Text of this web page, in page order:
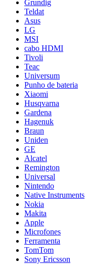
Grundig
Teldat
Asus
LG
MSI
cabo HDMI
Tivoli
Teac
Universum
Punho de bateria
Xiaomi
Husqvarna
Gardena
Hagenuk
Braun
Uniden
GE
Alcatel
Remington
Universal
Nintendo
Native Instruments
Nokia
Makita
Apple
Microfones
Ferramenta
TomTom
Sony Ericsson